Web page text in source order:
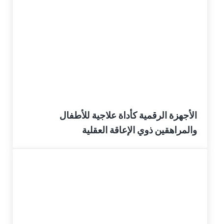
الأجهزة الرقمية كأداة علاجية للأطفال
والمراهقين ذوي الإعاقة العقلية